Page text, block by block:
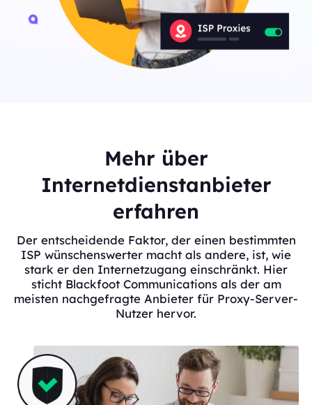
Mehr über
Internetdienstanbieter
erfahren
Der entscheidende Faktor, der einen bestimmten
ISP wünschenswerter macht als andere, ist, wie
stark er den Internetzugang einschränkt. Hier
sticht Blackfoot Communications als der am
meisten nachgefragte Anbieter für Proxy-Server-
Nutzer hervor.